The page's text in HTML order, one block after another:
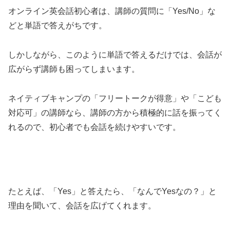
オンライン英会話初心者は、講師の質問に「Yes/No」な
どと単語で答えがちです。
しかしながら、このように単語で答えるだけでは、会話が
広がらず講師も困ってしまいます。
ネイティブキャンプの「フリートークが得意」や「こども
対応可」の講師なら、講師の方から積極的に話を振ってく
れるので、初心者でも会話を続けやすいです。
たとえば、「Yes」と答えたら、「なんでYesなの？」と
理由を聞いて、会話を広げてくれます。